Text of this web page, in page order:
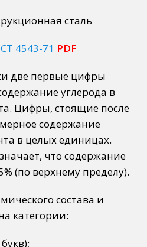
сталь
4543-71 PDF
две первые цифры
углерода в
Цифры, стоящие после
содержание
в целых единицах.
что содержание
(по верхнему пределу).
состава и
категории: